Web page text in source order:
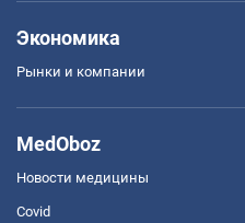
Экономика
Рынки и компании
MedOboz
Новости медицины
Covid